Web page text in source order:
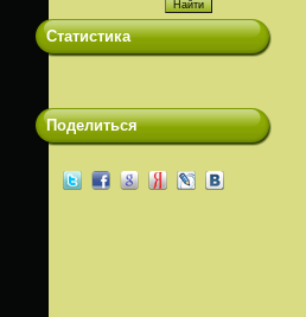
Статистика
Поделиться